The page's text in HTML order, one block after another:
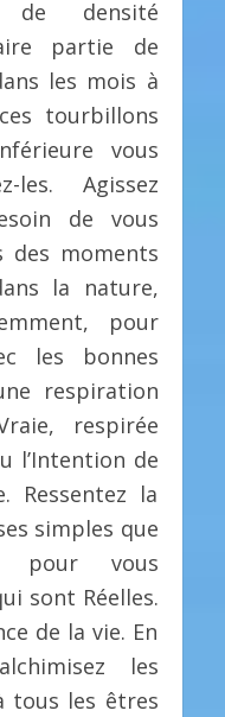
de densité
partie de
les mois à
tourbillons
vous
les. Agissez
de vous
des moments
la nature,
pour
les bonnes
respiration
respirée
l’Intention de
Ressentez la
simples que
pour vous
sont Réelles.
de la vie. En
les
tous les êtres